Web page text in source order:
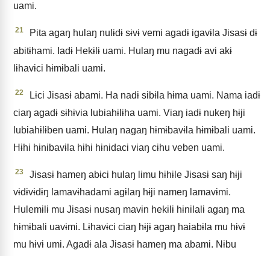
uami.
21
Pita agaŋ hulaŋ nulɨdɨ sɨvɨ vemi agadɨ igavɨla Jisasɨ dɨ
abitɨhami. Iadɨ Hekɨlɨ uami. Hulaŋ mu nagadɨ avi akɨ
lɨhavɨci hɨmɨbali uami.
22
Lɨci Jisasɨ abami. Ha nadɨ sibɨla hɨma uami. Nama iadɨ
ciaŋ agadɨ sɨhɨvia lubiahɨlɨha uami. Viaŋ iadɨ nukeŋ hɨji
lubiahɨlɨben uami. Hulaŋ nagaŋ hɨmɨbavɨla hɨmɨbali uami.
Hɨhi hɨnibavɨla hɨhi hɨnidaci viaŋ cɨhu veben uami.
23
Jisasɨ hameŋ abɨci hulaŋ limu hɨhɨle Jisasɨ saŋ hɨji
vɨdɨvɨdɨŋ lamavɨhadami agɨlaŋ hɨji nameŋ lamavɨmi.
Hulemɨlɨ mu Jisasɨ nusaŋ mavɨn hekɨlɨ hɨnilalɨ agaŋ ma
hɨmɨbali uavɨmi. Lɨhavɨci ciaŋ hɨjɨ agaŋ haiabɨla mu hɨvɨ
mu hɨvɨ umi. Agadɨ ala Jisasɨ hameŋ ma abami. Nɨbu